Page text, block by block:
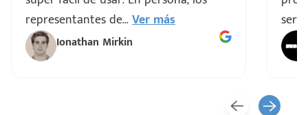
representantes de...Ver más
Ionathan Mirkin